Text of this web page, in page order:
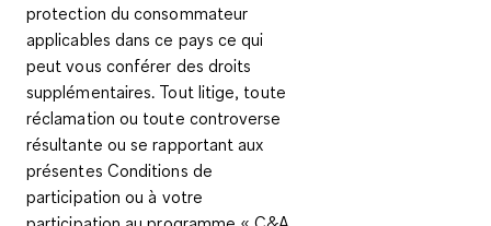
protection du consommateur
applicables dans ce pays ce qui
peut vous conférer des droits
supplémentaires. Tout litige, toute
réclamation ou toute controverse
résultante ou se rapportant aux
présentes Conditions de
participation ou à votre